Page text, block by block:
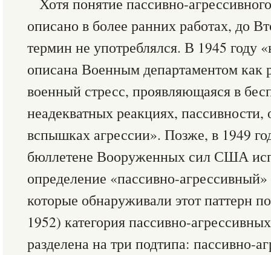
описано в более ранних работах, до
термин не употреблялся. В 1945 году
описана Военным департаментом как
военный стресс, проявляющаяся в
неадекватных реакциях,
вспышках агрессии». Позже, в 1949
бюллетене Вооруженных сил США
определение «пассивно-
которые обнаруживали этот паттерн
1952) категория пассивно-
разделена на три подтипа: пассивно-